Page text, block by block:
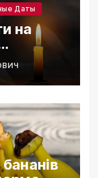
Даты
на